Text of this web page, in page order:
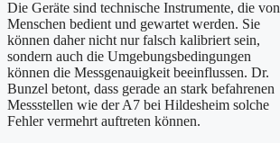
Die Geräte sind technische Instrumente, die von
Menschen bedient und gewartet werden. Sie
können daher nicht nur falsch kalibriert sein,
sondern auch die Umgebungsbedingungen
können die Messgenauigkeit beeinflussen. Dr.
Bunzel betont, dass gerade an stark befahrenen
Messstellen wie der A7 bei Hildesheim solche
Fehler vermehrt auftreten können.